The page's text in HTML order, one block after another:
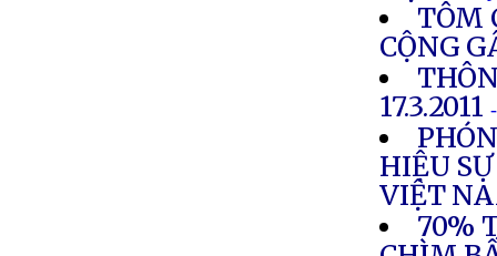
TÔM
CỘNG
17.3.2011
HIỆU
VIỆT
70%